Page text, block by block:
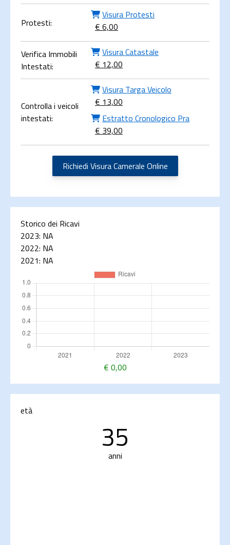
Protesti:
Visura Protesti
€ 6,00
Verifica Immobili
Intestati:
Visura Catastale
€ 12,00
Controlla i veicoli
intestati:
Visura Targa Veicolo
€ 13,00
Estratto Cronologico Pra
€ 39,00
Richiedi Visura Camerale Online
Storico dei Ricavi
2023: NA
2022: NA
2021: NA
€ 0,00
età
35
anni